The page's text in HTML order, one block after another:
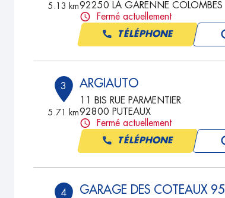
5.13 km92250 LA GARENNE COLOMBES
Fermé actuellement
TÉLÉPHONE
3
5.71 km
ARGIAUTO
11 BIS RUE PARMENTIER
92800 PUTEAUX
Fermé actuellement
TÉLÉPHONE
4 GARAGE DES COTEAUX 95